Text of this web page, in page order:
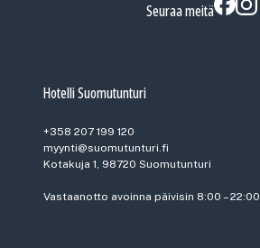
Seuraa meitä
Hotelli Suomutunturi
+358 207 199 120
myynti@suomutunturi.fi
Kotakuja 1, 98720 Suomutunturi
Vastaanotto avoinna päivisin 8:00 – 22:00